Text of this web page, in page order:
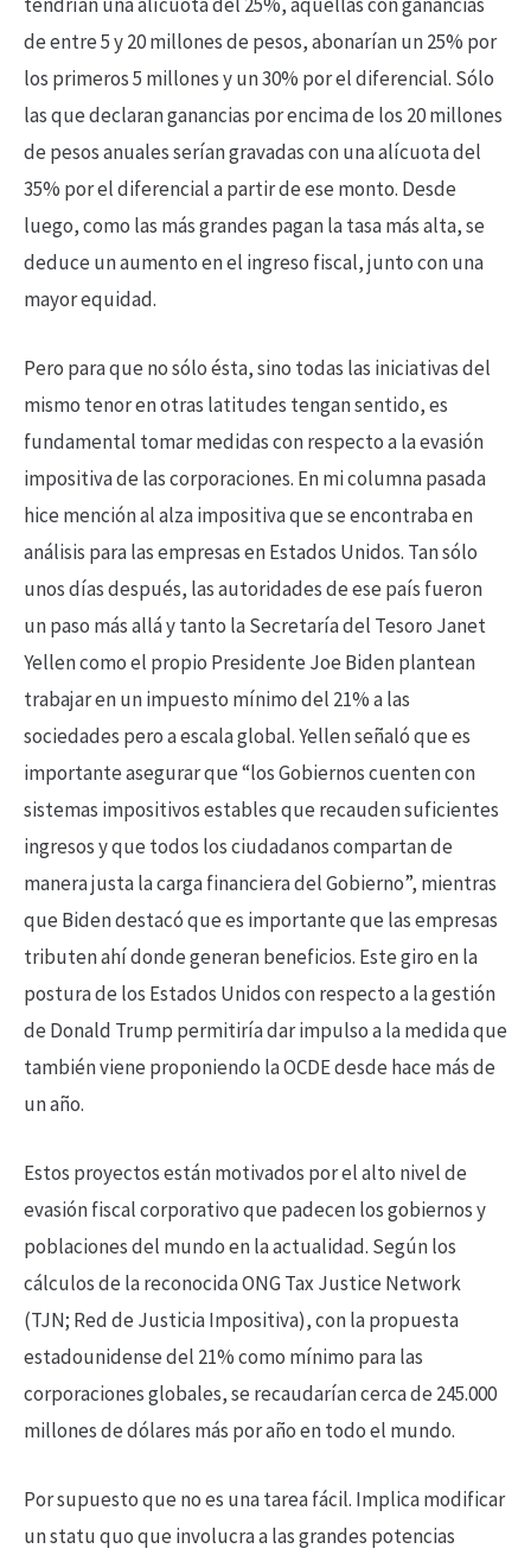
de entre 5 y 20 millones de pesos, abonarían un 25% por
los primeros 5 millones y un 30% por el diferencial. Sólo
las que declaran ganancias por encima de los 20 millones
de pesos anuales serían gravadas con una alícuota del
35% por el diferencial a partir de ese monto. Desde
luego, como las más grandes pagan la tasa más alta, se
deduce un aumento en el ingreso fiscal, junto con una
mayor equidad.
Pero para que no sólo ésta, sino todas las iniciativas del
mismo tenor en otras latitudes tengan sentido, es
fundamental tomar medidas con respecto a la evasión
impositiva de las corporaciones. En mi columna pasada
hice mención al alza impositiva que se encontraba en
análisis para las empresas en Estados Unidos. Tan sólo
unos días después, las autoridades de ese país fueron
un paso más allá y tanto la Secretaría del Tesoro Janet
Yellen como el propio Presidente Joe Biden plantean
trabajar en un impuesto mínimo del 21% a las
sociedades pero a escala global. Yellen señaló que es
importante asegurar que “los Gobiernos cuenten con
sistemas impositivos estables que recauden suficientes
ingresos y que todos los ciudadanos compartan de
manera justa la carga financiera del Gobierno”, mientras
que Biden destacó que es importante que las empresas
tributen ahí donde generan beneficios. Este giro en la
postura de los Estados Unidos con respecto a la gestión
de Donald Trump permitiría dar impulso a la medida que
también viene proponiendo la OCDE desde hace más de
un año.
Estos proyectos están motivados por el alto nivel de
evasión fiscal corporativo que padecen los gobiernos y
poblaciones del mundo en la actualidad. Según los
cálculos de la reconocida ONG Tax Justice Network
(TJN; Red de Justicia Impositiva), con la propuesta
estadounidense del 21% como mínimo para las
corporaciones globales, se recaudarían cerca de 245.000
millones de dólares más por año en todo el mundo.
Por supuesto que no es una tarea fácil. Implica modificar
un statu quo que involucra a las grandes potencias